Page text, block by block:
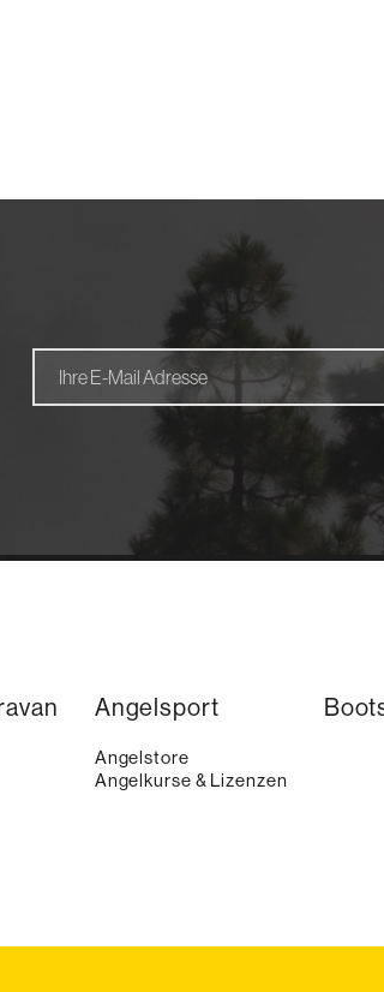
Angelsport
Angelstore
Angelkurse & Lizenzen